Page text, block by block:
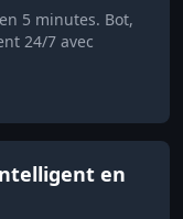
5 minutes. Bot,
24/7 avec
en